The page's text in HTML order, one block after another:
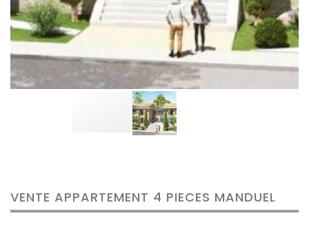
VENTE APPARTEMENT 4 PIECES MANDUEL